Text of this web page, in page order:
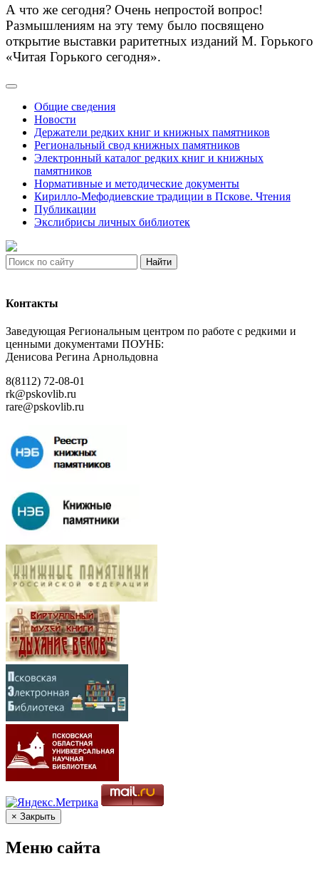
А что же сегодня? Очень непростой вопрос!
Размышлениям на эту тему было посвящено
открытие выставки раритетных изданий М. Горького
«Читая Горького сегодня».
Общие сведения
Новости
Держатели редких книг и книжных памятников
Региональный свод книжных памятников
Электронный каталог редких книг и книжных
памятников
Нормативные и методические документы
Кирилло-Мефодиевские традиции в Пскове. Чтения
Публикации
Экслибрисы личных библиотек
Найти
Контакты
Заведующая Региональным центром по работе с редкими и
ценными документами ПОУНБ:
Денисова Регина Арнольдовна
8(8112) 72-08-01
rk@pskovlib.ru
rare@pskovlib.ru
× Закрыть
Меню сайта